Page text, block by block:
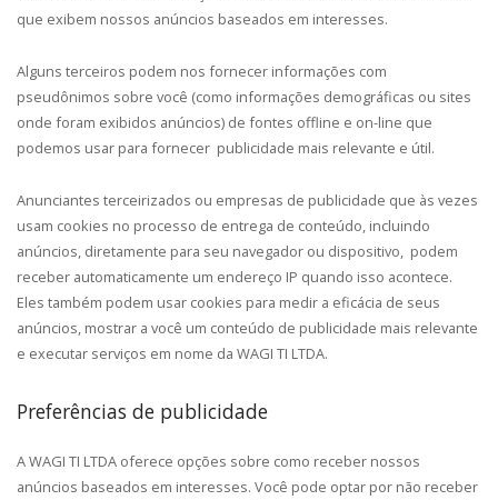
que exibem nossos anúncios baseados em interesses.
Alguns terceiros podem nos fornecer informações com
pseudônimos sobre você (como informações demográficas ou sites
onde foram exibidos anúncios) de fontes offline e on-line que
podemos usar para fornecer publicidade mais relevante e útil.
Anunciantes terceirizados ou empresas de publicidade que às vezes
usam cookies no processo de entrega de conteúdo, incluindo
anúncios, diretamente para seu navegador ou dispositivo, podem
receber automaticamente um endereço IP quando isso acontece.
Eles também podem usar cookies para medir a eficácia de seus
anúncios, mostrar a você um conteúdo de publicidade mais relevante
e executar serviços em nome da WAGI TI LTDA.
Preferências de publicidade
A WAGI TI LTDA oferece opções sobre como receber nossos
anúncios baseados em interesses. Você pode optar por não receber